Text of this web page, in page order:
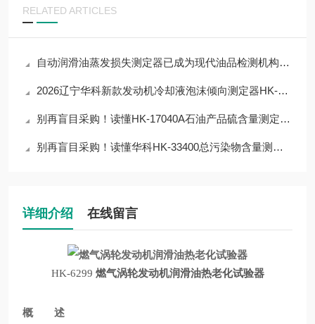
RELATED ARTICLES
自动润滑油蒸发损失测定器已成为现代油品检测机构中不可少的工具
2026辽宁华科新款发动机冷却液泡沫倾向测定器HK-0066详解：核心参数+性能
别再盲目采购！读懂HK-17040A石油产品硫含量测定器核心参数，选对不浪费
别再盲目采购！读懂华科HK-33400总污染物含量测定器核心参数，选对仪器
详细介绍 在线留言
HK-6299 燃气涡轮发动机润滑油热老化试验器
概 述